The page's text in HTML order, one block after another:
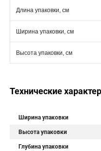
Длина упаковки, см
Ширина упаковки, см
Высота упаковки, см
Технические
Ширина упаковки
Высота упаковки
Глубина упаковки